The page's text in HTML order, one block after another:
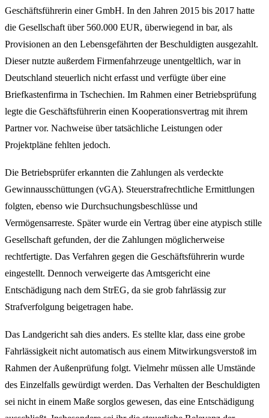
Geschäftsführerin einer GmbH. In den Jahren 2015 bis 2017 hatte
die Gesellschaft über 560.000 EUR, überwiegend in bar, als
Provisionen an den Lebensgefährten der Beschuldigten ausgezahlt.
Dieser nutzte außerdem Firmenfahrzeuge unentgeltlich, war in
Deutschland steuerlich nicht erfasst und verfügte über eine
Briefkastenfirma in Tschechien. Im Rahmen einer Betriebsprüfung
legte die Geschäftsführerin einen Kooperationsvertrag mit ihrem
Partner vor. Nachweise über tatsächliche Leistungen oder
Projektpläne fehlten jedoch.
Die Betriebsprüfer erkannten die Zahlungen als verdeckte
Gewinnausschüttungen (vGA). Steuerstrafrechtliche Ermittlungen
folgten, ebenso wie Durchsuchungsbeschlüsse und
Vermögensarreste. Später wurde ein Vertrag über eine atypisch stille
Gesellschaft gefunden, der die Zahlungen möglicherweise
rechtfertigte. Das Verfahren gegen die Geschäftsführerin wurde
eingestellt. Dennoch verweigerte das Amtsgericht eine
Entschädigung nach dem StrEG, da sie grob fahrlässig zur
Strafverfolgung beigetragen habe.
Das Landgericht sah dies anders. Es stellte klar, dass eine grobe
Fahrlässigkeit nicht automatisch aus einem Mitwirkungsverstoß im
Rahmen der Außenprüfung folgt. Vielmehr müssen alle Umstände
des Einzelfalls gewürdigt werden. Das Verhalten der Beschuldigten
sei nicht in einem Maße sorglos gewesen, das eine Entschädigung